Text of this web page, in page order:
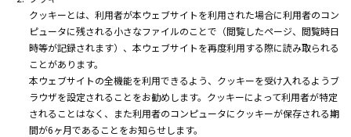
クッキーとは、利用者が本ウェブサイトを利用された場合に利用者のコン
ピュータに残される小さなファイルのことで（閲覧したページ、閲覧時日
時等が記録されます）、本ウェブサイトを再度利用する際に読み取られる
ことがあります。
本ウェブサイトの全機能を利用できるよう、クッキーを受け入れるようブ
ラウザを設定されることをお勧めします。クッキーによって利用者が特定
されることはなく、また利用者のコンピュータにクッキーが保存される期
間が6ヶ月であることをお知らせします。